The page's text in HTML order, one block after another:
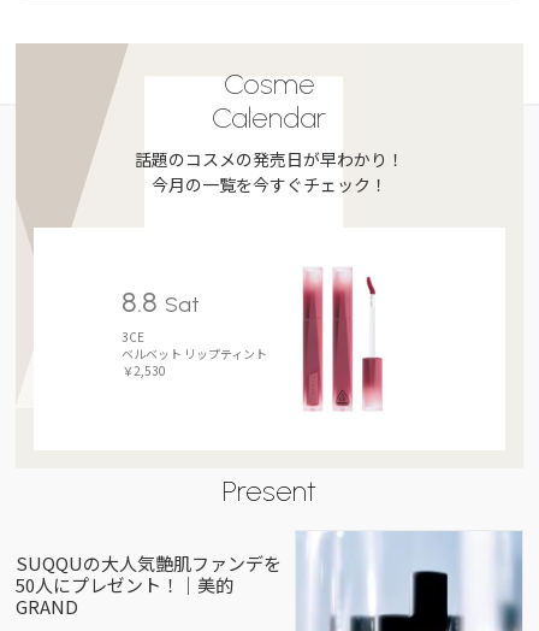
Cosme
Calendar
話題のコスメの発売日が早わかり！
今月の一覧を今すぐチェック！
8.8 Sat
3CE
ベルベット リップティント
￥2,530
Present
SUQQUの大人気艶肌ファンデを
50人にプレゼント！｜美的
GRAND